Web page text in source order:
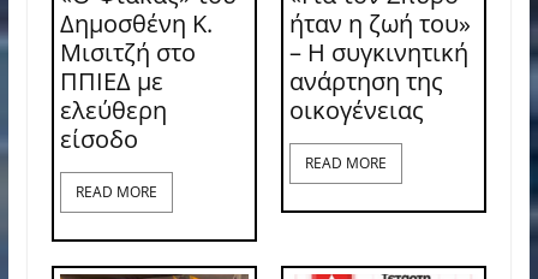
Δημοσθένη Κ.
Μισιτζή στο
ΠΠΙΕΔ με
ελεύθερη
είσοδο
READ MORE
ήταν η ζωή του»
– Η συγκινητική
ανάρτηση της
οικογένειας
READ MORE